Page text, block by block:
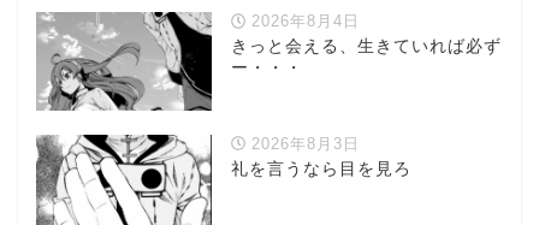
2026年8月4日
きっと会える、生きていれば必ず
ー・・・
2026年8月3日
礼を言うなら目を見ろ